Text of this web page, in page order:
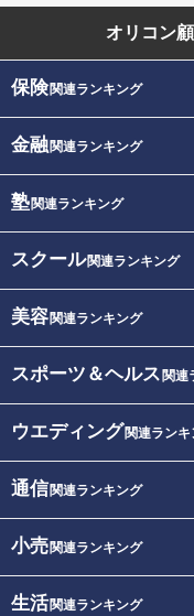
オリコン
保険関連ランキング
金融関連ランキング
塾関連ランキング
スクール関連ランキング
美容関連ランキング
スポーツ＆ヘルス 関連
ウエディング関連ランキ
通信関連ランキング
小売関連ランキング
生活関連ランキング